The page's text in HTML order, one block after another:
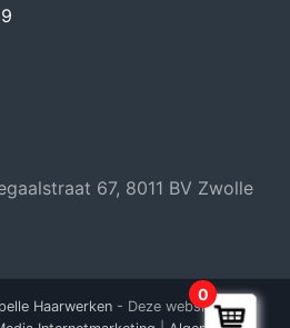
Funwig
67, 8011 BV Zwolle
Haarwerken- Deze website is
0